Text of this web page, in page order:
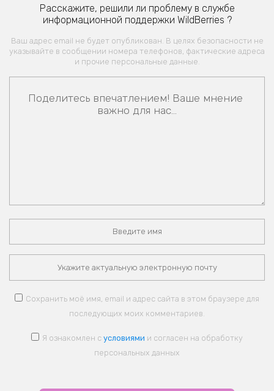
Расскажите, решили ли проблему в службе
информационной поддержки WildBerries ?
Ваш адрес email не будет опубликован. В целях безопасности не
указывайте в сообщении номера телефонов, фактические адреса
и прочие персональные данные.
Сохранить моё имя, email и адрес сайта в этом браузере для
последующих моих комментариев.
Я ознакомлен с условиями и согласен на обработку
персональных данных